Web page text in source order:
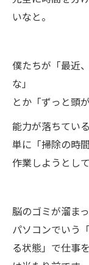
いなと。
僕たちが「最近
な」
とか「ずっと頭
能力が落ちてい
単に「掃除の時
作業しようとし
脳のゴミが溜ま
パソコンでいう
る状態」で仕事